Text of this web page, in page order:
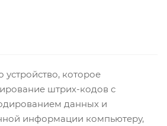
устройство, которое
штрих-кодов с
данных и
информации компьютеру,